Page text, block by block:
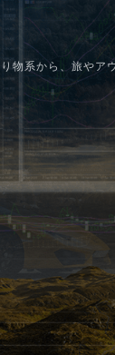
物系から、旅や